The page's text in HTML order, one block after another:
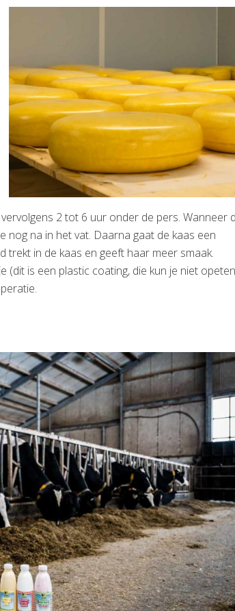
2 tot 6 uur onder de pers. Wanneer
nog na in het vat. Daarna gaat de kaas een
trekt in de kaas en geeft haar meer smaak.
(dit is een plastic coating, die kun je niet